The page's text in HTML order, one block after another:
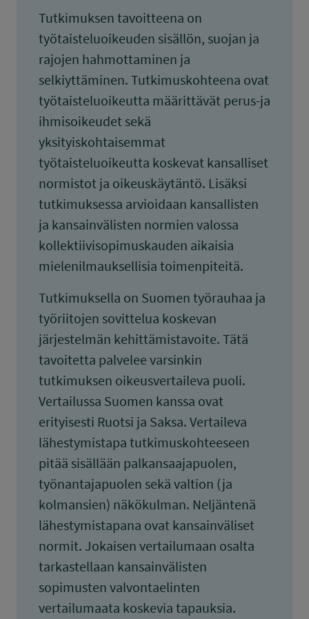
Tutkimuksen tavoitteena on
työtaisteluoikeuden sisällön, suojan ja
rajojen hahmottaminen ja
selkiyttäminen. Tutkimuskohteena ovat
työtaisteluoikeutta määrittävät perus-ja
ihmisoikeudet sekä
yksityiskohtaisemmat
työtaisteluoikeutta koskevat kansalliset
normistot ja oikeuskäytäntö. Lisäksi
tutkimuksessa arvioidaan kansallisten
ja kansainvälisten normien valossa
kollektiivisopimuskauden aikaisia
mielenilmauksellisia toimenpiteitä.
Tutkimuksella on Suomen työrauhaa ja
työriitojen sovittelua koskevan
järjestelmän kehittämistavoite. Tätä
tavoitetta palvelee varsinkin
tutkimuksen oikeusvertaileva puoli.
Vertailussa Suomen kanssa ovat
erityisesti Ruotsi ja Saksa. Vertaileva
lähestymistapa tutkimuskohteeseen
pitää sisällään palkansaajapuolen,
työnantajapuolen sekä valtion (ja
kolmansien) näkökulman. Neljäntenä
lähestymistapana ovat kansainväliset
normit. Jokaisen vertailumaan osalta
tarkastellaan kansainvälisten
sopimusten valvontaelinten
vertailumaata koskevia tapauksia.